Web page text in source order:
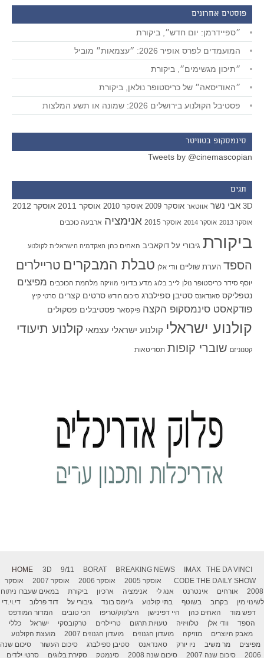
פוסטים אחרונים
״ספיידרמן: יום חדש״, ביקורת
המועמדים לפרס אופיר 2026: ״עצמאות״ מוביל
״תיכון מגשימים״, ביקורת
״האודיסאה״ של כריסטופר נולאן, ביקורת
פסטיבל הקולנוע בירושלים 2026: שמונה או תשע המלצות
סינמסקופ בטוויטר
Tweets by @cinemascopian
תגים
3D אבי נשר אווטאר אוסקר 2009 אוסקר 2010 אוסקר 2011 אוסקר 2012
אוסקר 2013 אוסקר 2014 אוסקר 2015 אנימציה ארבעה כוכבים
ביקורת גיבורי על דוקאביב האחים כהן האקדמיה הישראלית לקולנוע
הספד הערת שוליים וודי אלן טבלת המבקרים טריילרים
יוסף סידר כריסטופר נולן לייב בלוג מדע בדיוני מוזיקה מלחמת הכוכבים מפיצים
נטפליקס סאנדאנס סטיבן ספילברג סיכום חודש סרטים קצרים סרטי קיץ
פודקאסט סינמסקופ הקצה פיקסאר פסטיבלים פסקולים
קולנוע ישראלי קולנוע ישראלי עצמאי קולנוע תיעודי
קטנוניזם שוברי קופות תסריטאות
HOME 3D 9/11 BORAT BREAKING NEWS IMAX
THE DA VINCI
CODE THE DAILY SHOW אוסקר 2005 אוסקר 2006 אוסקר 2007
אוסקר
2008
אורחים אינטרנט אנג לי אנימציה ארכיון ביקורת
במאים שעברו ניתוח
לשינוי מין
בקרוב בשוטף בתי קולנוע ג'יימס בונד גיבורי על דוד פרלוב
די.וי.די
דפש מוד
האחים כהן היי דפינישן היצ'קוק/טריפו הכי טובים
המדור המודפס
הספד
וודי אלן טלוויזיה טעויות תרגום טריילרים טרקובסקי ישראל
כללי
מאבק היוצרים
מוזיקה מועדון הגנוזים מועדון הגנוזים 2007
מועצת הקולנוע
מפיצים
מר משיב ניו יורק סאנדאנס סטיבן ספילברג סיכום העשור
סיכום שנה
2006
סיכום שנה 2007 סיכום שנה 2008 סינמטק סקירת בלוגים סרטי ילדים